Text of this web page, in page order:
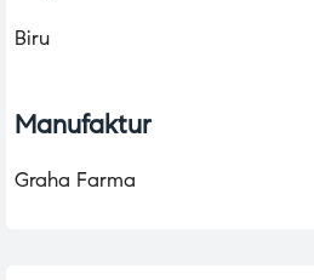
Biru
Manufaktur
Graha Farma